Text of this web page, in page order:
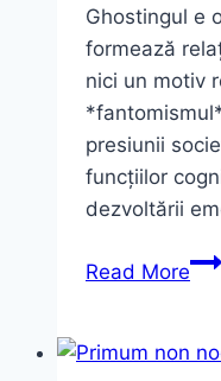
Ghostingul e
formează
nici un motiv
presiunii
funcțiilor
dezvoltării
Read More